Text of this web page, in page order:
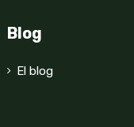
Blog
El blog